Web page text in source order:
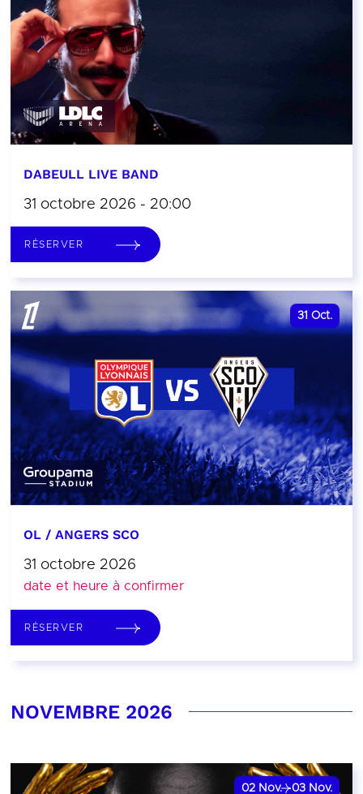
DABEULL LIVE BAND
31 octobre 2026 - 20:00
RÉSERVER
31 Oct.
OL / ANGERS SCO
31 octobre 2026
date et heure à confirmer
RÉSERVER
NOVEMBRE 2026
02 Nov. 03 Nov.